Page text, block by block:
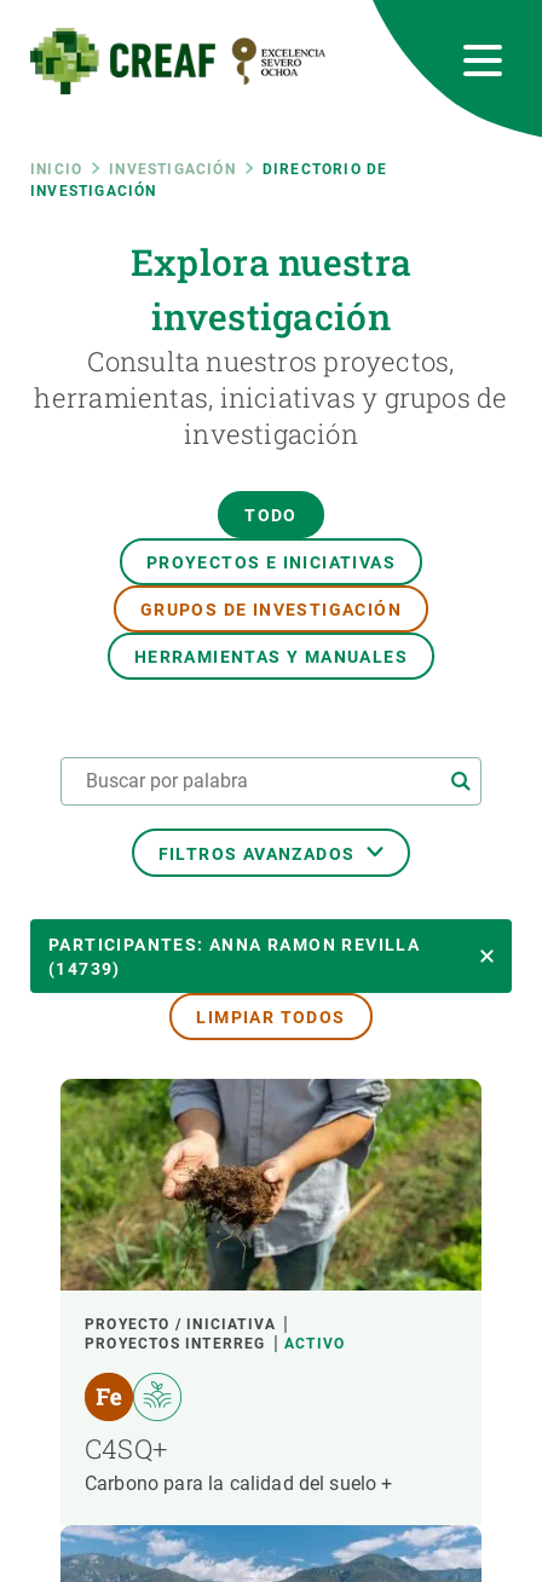
contenido
principal
Ruta
navegación
INICIO INVESTIGACIÓN
DIRECTORIO DE
INVESTIGACIÓN
Explora nuestra
investigación
Consulta nuestros proyectos,
herramientas, iniciativas y grupos de
investigación
TODO
PROYECTOS E INICIATIVAS
GRUPOS DE INVESTIGACIÓN
HERRAMIENTAS Y MANUALES
FILTROS AVANZADOS
TEMAS TRANSVERSALES
LIDERADO POR
PARTICIPANTES
FINANCIACIÓN
AÑO DE INICIO
LIDERAZGO CREAF
- CUALQUIERA - ACTIVO INACTIVO
PARTICIPANTES: ANNA RAMON REVILLA
(14739)
LIMPIAR TODOS
PROYECTO / INICIATIVA
PROYECTOS INTERREG
ACTIVO
C4SQ+
Carbono para la calidad del suelo +
RRSS
Featured
responsive
Responsive
SOBRE NOSOTROS
ÚNETE A NOSOTROS
NOTICIAS Y AGENDA